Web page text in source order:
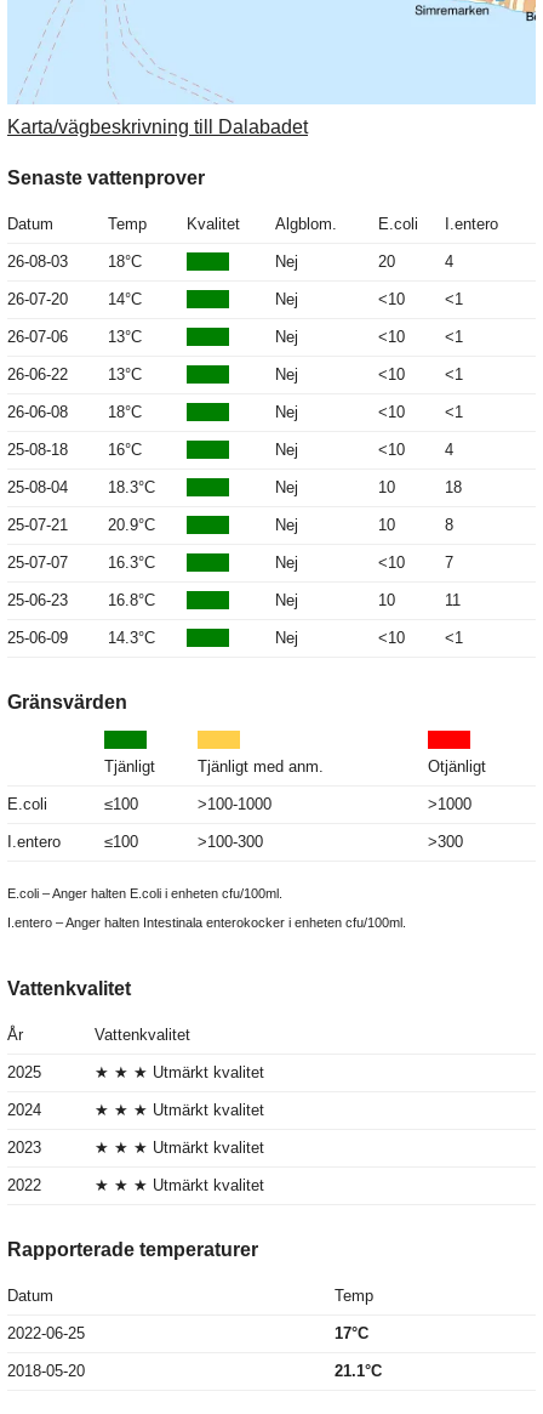
Karta/vägbeskrivning till Dalabadet
Senaste vattenprover
Datum Temp Kvalitet Algblom. E.coli I.entero
26-08-03 18°C Nej 20 4
26-07-20 14°C Nej <10 <1
26-07-06 13°C Nej <10 <1
26-06-22 13°C Nej <10 <1
26-06-08 18°C Nej <10 <1
25-08-18 16°C Nej <10 4
25-08-04 18.3°C Nej 10 18
25-07-21 20.9°C Nej 10 8
25-07-07 16.3°C Nej <10 7
25-06-23 16.8°C Nej 10 11
25-06-09 14.3°C Nej <10 <1
Gränsvärden
Tjänligt Tjänligt med anm. Otjänligt
E.coli ≤100 >100-1000 >1000
I.entero ≤100 >100-300 >300
E.coli – Anger halten E.coli i enheten cfu/100ml.
I.entero – Anger halten Intestinala enterokocker i enheten cfu/100ml.
Vattenkvalitet
År Vattenkvalitet
2025 ★ ★ ★ Utmärkt kvalitet
2024 ★ ★ ★ Utmärkt kvalitet
2023 ★ ★ ★ Utmärkt kvalitet
2022 ★ ★ ★ Utmärkt kvalitet
Rapporterade temperaturer
Datum Temp
2022-06-25 17°C
2018-05-20 21.1°C